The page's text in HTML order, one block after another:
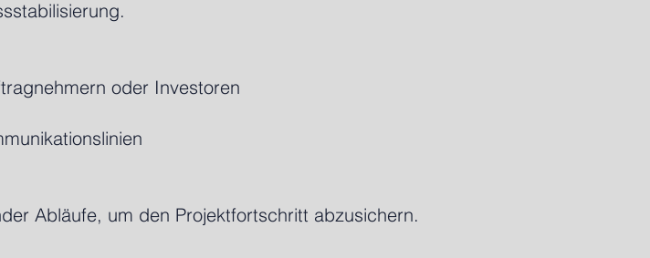
oder Investoren
Abläufe, um den Projektfortschritt abzusichern.